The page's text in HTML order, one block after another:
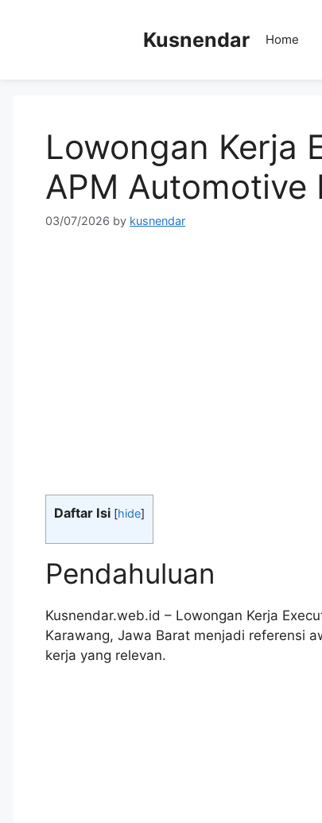
Kusnendar Home
Lowongan Kerja
APM Automotive
03/07/2026 by kusnendar
Daftar Isi [hide]
Pendahuluan
Kusnendar.web.id – Lowongan Kerja
Karawang, Jawa Barat menjadi referensi
kerja yang relevan.